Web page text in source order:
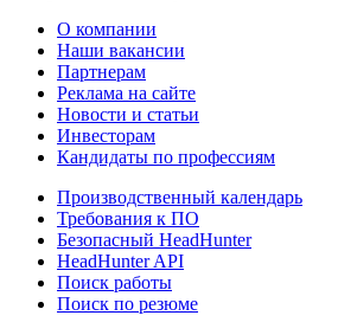
О компании
Наши вакансии
Партнерам
Реклама на сайте
Новости и статьи
Инвесторам
Кандидаты по профессиям
Производственный календарь
Требования к ПО
Безопасный HeadHunter
HeadHunter API
Поиск работы
Поиск по резюме